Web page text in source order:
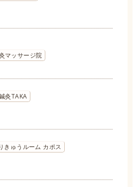
マッサージ院
灸TAKA
きゅうルーム カポス